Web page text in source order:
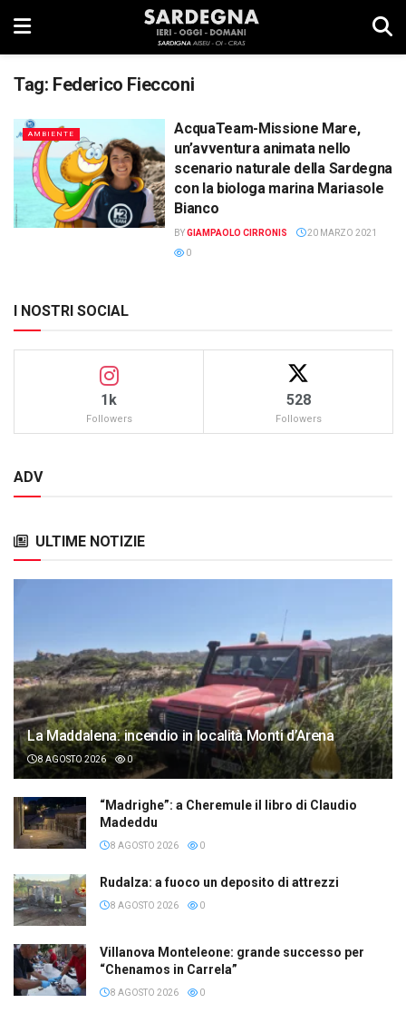
Tag: Federico Fiecconi
AMBIENTE
AcquaTeam-Missione Mare,
un’avventura animata nello
scenario naturale della Sardegna
con la biologa marina Mariasole
Bianco
BYGIAMPAOLO CIRRONIS
20 MARZO 2021
0
I NOSTRI SOCIAL
1k
Followers
528
Followers
ADV
ULTIME NOTIZIE
La Maddalena: incendio in località Monti d’Arena
8 AGOSTO 2026 0
“Madrighe”: a Cheremule il libro di Claudio
Madeddu
8 AGOSTO 2026 0
Rudalza: a fuoco un deposito di attrezzi
8 AGOSTO 2026 0
Villanova Monteleone: grande successo per
“Chenamos in Carrela”
8 AGOSTO 2026 0